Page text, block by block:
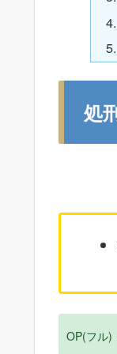
処
OP(フル)